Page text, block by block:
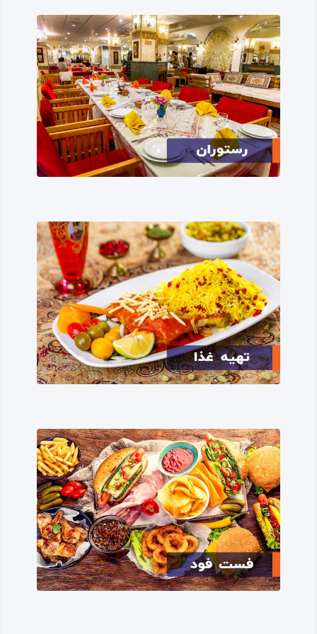
فرهنگ، سنت و زبان مردم شهرستان سر پل
ذهاب
مردم منطقه و شهروندانشهرستان سرپل‌ ذهاباز نظر
نژادی و زبانی کرد بوده، اما از نظر دینی و مذهبی و نیز از نظر
گویش‌ها و زیرگویش‌های زبان کردی، شمار و رنگارنگی زیادی
دارند.
بزنگاه‌های مهمی چون جنگ تحمیلی، از جمله مرزداران و
سرزمین‌ پایان دلاور ایرانی بوده‌اند، در وجه تنوع زبانی دارای
گویش‌های کلهری، جافی، گورانی (دلالت زبانی)، فئلی و…
هستند و در زمینه باورهای مذهبی نیز شامل مردمان شیعه،
سنی، یارسانی و کمینه‌ای یهودی و مسیحی بوده یا در
دوره‌هایی بوده‌اند.
به دلیل اقلیم و نوع معیشت مردمسرپل‌ ذهابدر طول
قبیله‌ محور بوده و در ساختارهای طایفه‌ای و ایلی به سامان
رسیده است؛ بنابراین از نظر مردم‌ شناسی نیز بسیار متنوع
است و شامل طایفه‌های؛ سنجابی، جمیر، گورانی (دلالت
ایلی)، قلخانی، کلهری، پهله‌ای، سیاه‌ سیاه و… می‌باشد.
اقلیم و جاذبه‌های شهرستان سرپل ذهاب
طبیعت و اقلیمشهرستان سرپل‌ ذهاباز یک سو ادامه
رشته‌کوه‌های زاگرس بوده و در بخش کوهستان دالاهو از آب